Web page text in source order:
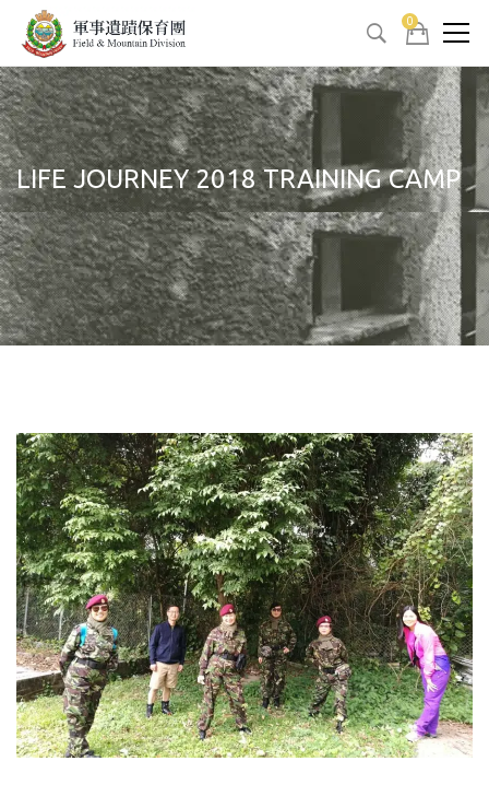
0
LIFE JOURNEY 2018 TRAINING CAMP